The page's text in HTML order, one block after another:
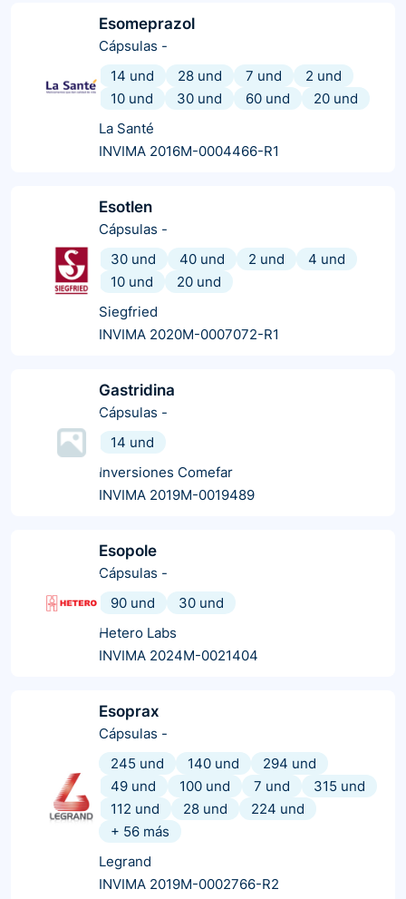
Esomeprazol
Cápsulas -
14 und
28 und 7 und
2 und
10 und
30 und 60 und
20 und
La Santé
INVIMA 2016M-0004466-R1
Esotlen
Cápsulas -
30 und
40 und 2 und
4 und
10 und
20 und
Siegfried
INVIMA 2020M-0007072-R1
Gastridina
Cápsulas -
14 und
Inversiones Comefar
INVIMA 2019M-0019489
Esopole
Cápsulas -
90 und
30 und
Hetero Labs
INVIMA 2024M-0021404
Esoprax
Cápsulas -
245 und
140 und
294 und
49 und
100 und 7 und
315 und
112 und
28 und
224 und
+ 56 más
Legrand
INVIMA 2019M-0002766-R2